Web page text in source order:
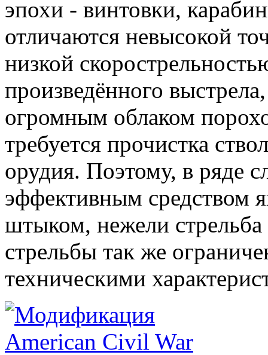
эпохи - винтовки,
отличаются невысокой
низкой
произведённого
огромным облаком
требуется прочистка
орудия. Поэтому, в ряде
эффективным средством
штыком, нежели
стрельбы так же
техническими